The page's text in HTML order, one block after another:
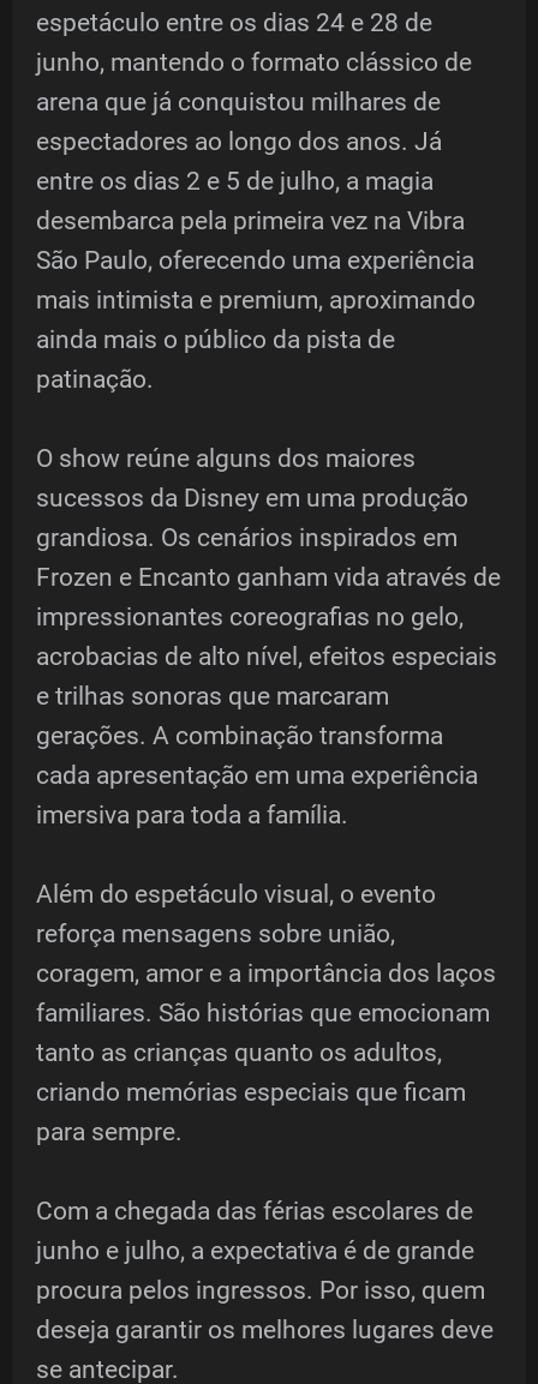
espetáculo entre os dias 24 e 28 de
junho, mantendo o formato clássico de
arena que já conquistou milhares de
espectadores ao longo dos anos. Já
entre os dias 2 e 5 de julho, a magia
desembarca pela primeira vez na Vibra
São Paulo, oferecendo uma experiência
mais intimista e premium, aproximando
ainda mais o público da pista de
patinação.
O show reúne alguns dos maiores
sucessos da Disney em uma produção
grandiosa. Os cenários inspirados em
Frozen e Encanto ganham vida através de
impressionantes coreografias no gelo,
acrobacias de alto nível, efeitos especiais
e trilhas sonoras que marcaram
gerações. A combinação transforma
cada apresentação em uma experiência
imersiva para toda a família.
Além do espetáculo visual, o evento
reforça mensagens sobre união,
coragem, amor e a importância dos laços
familiares. São histórias que emocionam
tanto as crianças quanto os adultos,
criando memórias especiais que ficam
para sempre.
Com a chegada das férias escolares de
junho e julho, a expectativa é de grande
procura pelos ingressos. Por isso, quem
deseja garantir os melhores lugares deve
se antecipar.